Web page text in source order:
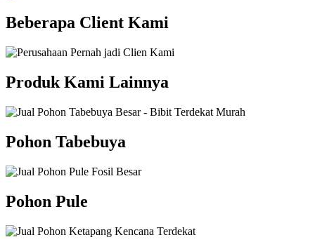
Beberapa Client Kami
Produk Kami Lainnya
Pohon Tabebuya
Pohon Pule